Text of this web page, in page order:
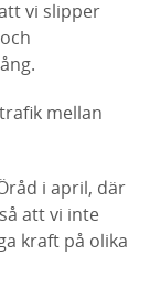
vi slipper
mellan
i april, där
att vi inte
kraft på olika